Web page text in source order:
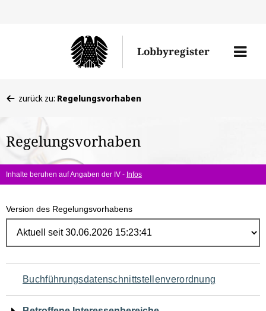
Lobbyregister
Menü
befinden
hier:
zurück zu: Regelungsvorhaben
Regelungsvorhaben
Inhalte beruhen auf Angaben der IV - Infos
Version des Regelungsvorhabens
Navigation
für
Buchführungsdatenschnittstellenverordnung